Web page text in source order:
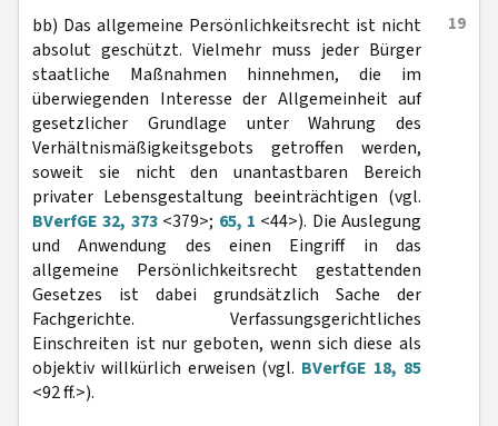
19
bb) Das allgemeine Persönlichkeitsrecht ist nicht
absolut geschützt. Vielmehr muss jeder Bürger
staatliche Maßnahmen hinnehmen, die im
überwiegenden Interesse der Allgemeinheit auf
gesetzlicher Grundlage unter Wahrung des
Verhältnismäßigkeitsgebots getroffen werden,
soweit sie nicht den unantastbaren Bereich
privater Lebensgestaltung beeinträchtigen (vgl.
BVerfGE 32, 373<379>; 65, 1 <44>). Die Auslegung
und Anwendung des einen Eingriff in das
allgemeine Persönlichkeitsrecht gestattenden
Gesetzes ist dabei grundsätzlich Sache der
Fachgerichte. Verfassungsgerichtliches
Einschreiten ist nur geboten, wenn sich diese als
objektiv willkürlich erweisen (vgl. BVerfGE 18, 85
<92 ff.>).